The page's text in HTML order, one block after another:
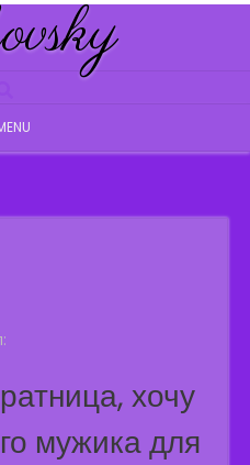
хочу
мужика для